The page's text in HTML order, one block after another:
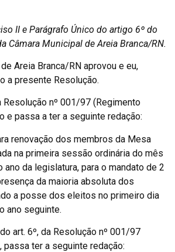
II e Parágrafo Único do artigo 6º do
Câmara Municipal de Areia Branca/RN.
Areia Branca/RN aprovou e eu,
a presente Resolução.
Resolução nº 001/97 (Regimento
e passa a ter a seguinte redação:
renovação dos membros da Mesa
na primeira sessão ordinária do mês
da legislatura, para o mandato de 2
da maioria absoluta dos
a posse dos eleitos no primeiro dia
ano seguinte.
art. 6º, da Resolução nº 001/97
passa ter a seguinte redação: